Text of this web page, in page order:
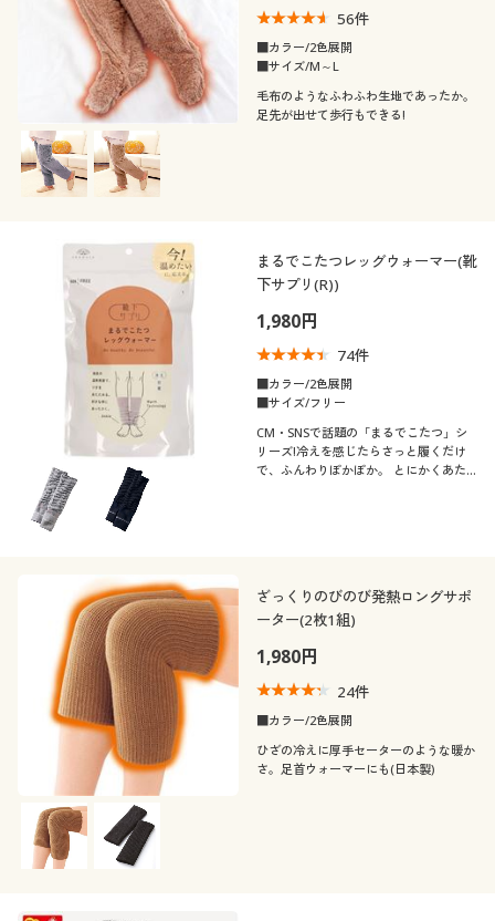
56件
■カラー/2色展開
■サイズ/M～L
毛布のようなふわふわ生地であったか。
足先が出せて歩行もできる!
まるでこたつレッグウォーマー(靴
下サプリ(R))
1,980円
74件
■カラー/2色展開
■サイズ/フリー
CM・SNSで話題の「まるでこたつ」シ
リーズ!冷えを感じたらさっと履くだけ
で、ふんわりぽかぽか。 とにかくあた
ざっくりのびのび発熱ロングサポ
ーター(2枚1組)
1,980円
24件
■カラー/2色展開
ひざの冷えに厚手セーターのような暖か
さ。足首ウォーマーにも(日本製)